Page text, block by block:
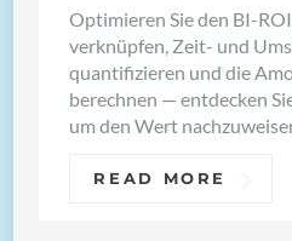
Optimieren Sie den BI-
verknüpfen, Zeit- und
quantifizieren und die
berechnen — entdecken
um den Wert
READ MORE